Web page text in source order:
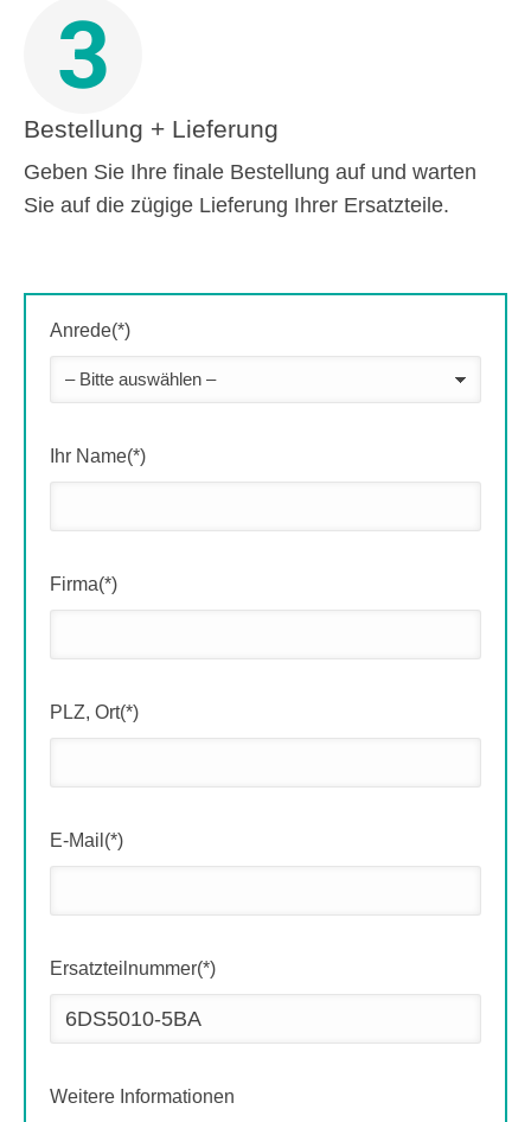
3
Bestellung + Lieferung
Geben Sie Ihre finale Bestellung auf und warten
Sie auf die zügige Lieferung Ihrer Ersatzteile.
Anrede(*)
Ihr Name(*)
Firma(*)
PLZ, Ort(*)
E-Mail(*)
Ersatzteilnummer(*)
Weitere Informationen